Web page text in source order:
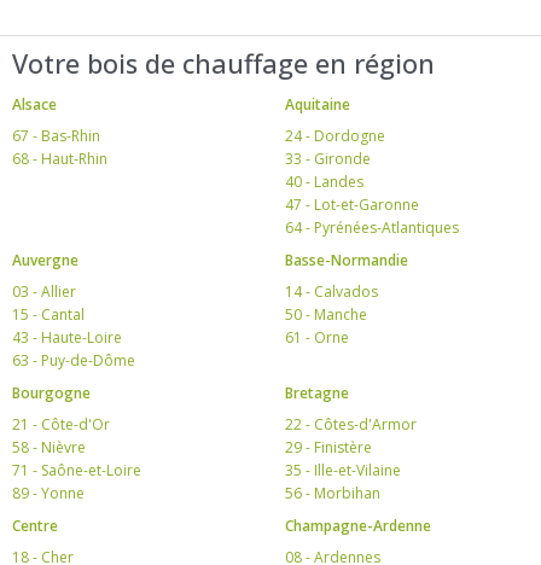
Votre bois de chauffage en région
Alsace
67 - Bas-Rhin
68 - Haut-Rhin
Aquitaine
24 - Dordogne
33 - Gironde
40 - Landes
47 - Lot-et-Garonne
64 - Pyrénées-Atlantiques
Auvergne
03 - Allier
15 - Cantal
43 - Haute-Loire
63 - Puy-de-Dôme
Basse-Normandie
14 - Calvados
50 - Manche
61 - Orne
Bourgogne
21 - Côte-d'Or
58 - Nièvre
71 - Saône-et-Loire
89 - Yonne
Bretagne
22 - Côtes-d'Armor
29 - Finistère
35 - Ille-et-Vilaine
56 - Morbihan
Centre
18 - Cher
Champagne-Ardenne
08 - Ardennes